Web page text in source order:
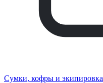
Сумки, кофры и экипировка